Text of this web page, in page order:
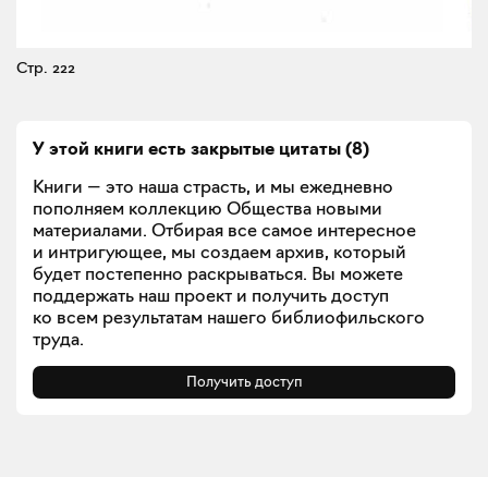
Стр. 222
У этой книги есть закрытые цитаты (8)
Книги — это наша страсть, и мы ежедневно
пополняем коллекцию Общества новыми
материалами. Отбирая все самое интересное
и интригующее, мы создаем архив, который
будет постепенно раскрываться. Вы можете
поддержать наш проект и получить доступ
ко всем результатам нашего библиофильского
труда.
Получить доступ